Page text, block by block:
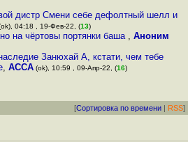
дистр Смени себе дефолтный шелл и
04:18 , 19-Фев-22, (13)
на чёртовы портянки баша , Аноним
Занюхай А, кстати, чем тебе
, ACCA(ok), 10:59 , 09-Апр-22, (16)
[Сортировка по времени | RSS]